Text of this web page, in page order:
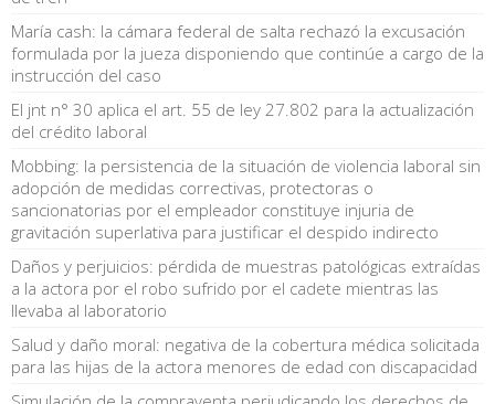
María cash: la cámara federal de salta rechazó la excusación
formulada por la jueza disponiendo que continúe a cargo de la
instrucción del caso
El jnt n° 30 aplica el art. 55 de ley 27.802 para la actualización
del crédito laboral
Mobbing: la persistencia de la situación de violencia laboral sin
adopción de medidas correctivas, protectoras o
sancionatorias por el empleador constituye injuria de
gravitación superlativa para justificar el despido indirecto
Daños y perjuicios: pérdida de muestras patológicas extraídas
a la actora por el robo sufrido por el cadete mientras las
llevaba al laboratorio
Salud y daño moral: negativa de la cobertura médica solicitada
para las hijas de la actora menores de edad con discapacidad